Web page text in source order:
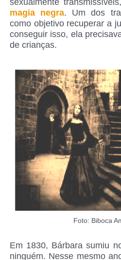
magia negra. Um dos
como objetivo recuperar a
conseguir isso, ela
de crianças.
Foto: Biboca
Em 1830, Bárbara sumiu
ninguém. Nesse mesmo